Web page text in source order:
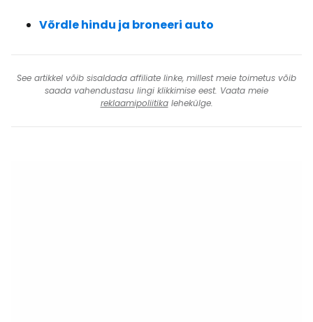
Võrdle hindu ja broneeri auto
See artikkel võib sisaldada affiliate linke, millest meie toimetus võib
saada vahendustasu lingi klikkimise eest. Vaata meie
reklaamipoliitikalehekülge.